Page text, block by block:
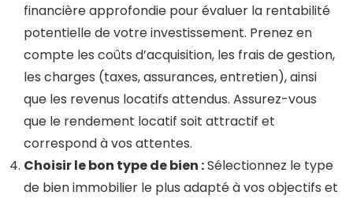
financière approfondie pour évaluer la rentabilité
potentielle de votre investissement. Prenez en
compte les coûts d’acquisition, les frais de gestion,
les charges (taxes, assurances, entretien), ainsi
que les revenus locatifs attendus. Assurez-vous
que le rendement locatif soit attractif et
correspond à vos attentes.
Choisir le bon type de bien :Sélectionnez le type
de bien immobilier le plus adapté à vos objectifs et